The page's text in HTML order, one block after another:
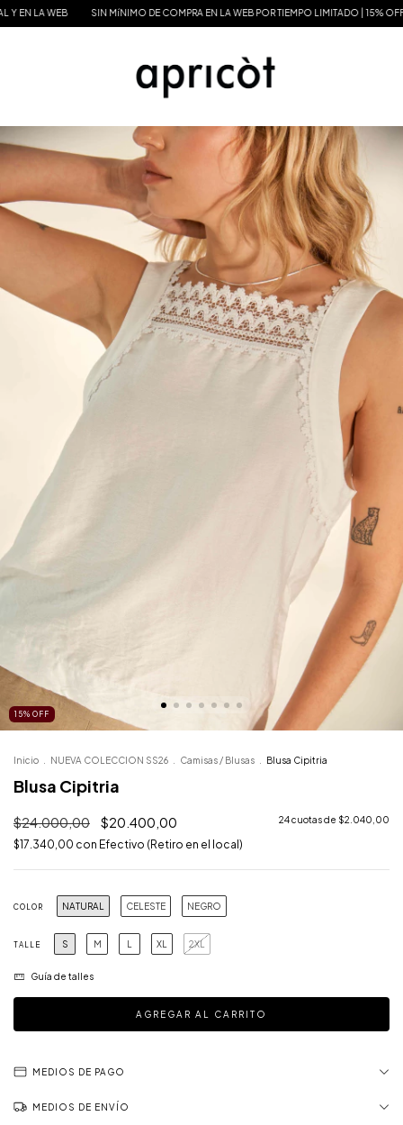
LA WEB SIN MíNIMO DE COMPRA EN LA WEB POR TIEMPO LIMITADO | 15% OFF EN
15% OFF
Inicio NUEVA COLECCION SS26 Camisas / Blusas Blusa Cipitria
Blusa Cipitria
$24.000,00 $20.400,00 24cuotas de $2.040,00
$17.340,00 con Efectivo (Retiro en el local)
COLOR NATURAL CELESTE NEGRO
TALLE S M L XL 2XL
Guía de talles
MEDIOS DE PAGO
MEDIOS DE ENVÍO